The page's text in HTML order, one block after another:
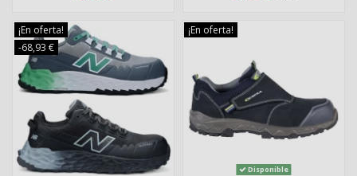
¡En oferta!
-68,93 €
¡En oferta!
Disponible